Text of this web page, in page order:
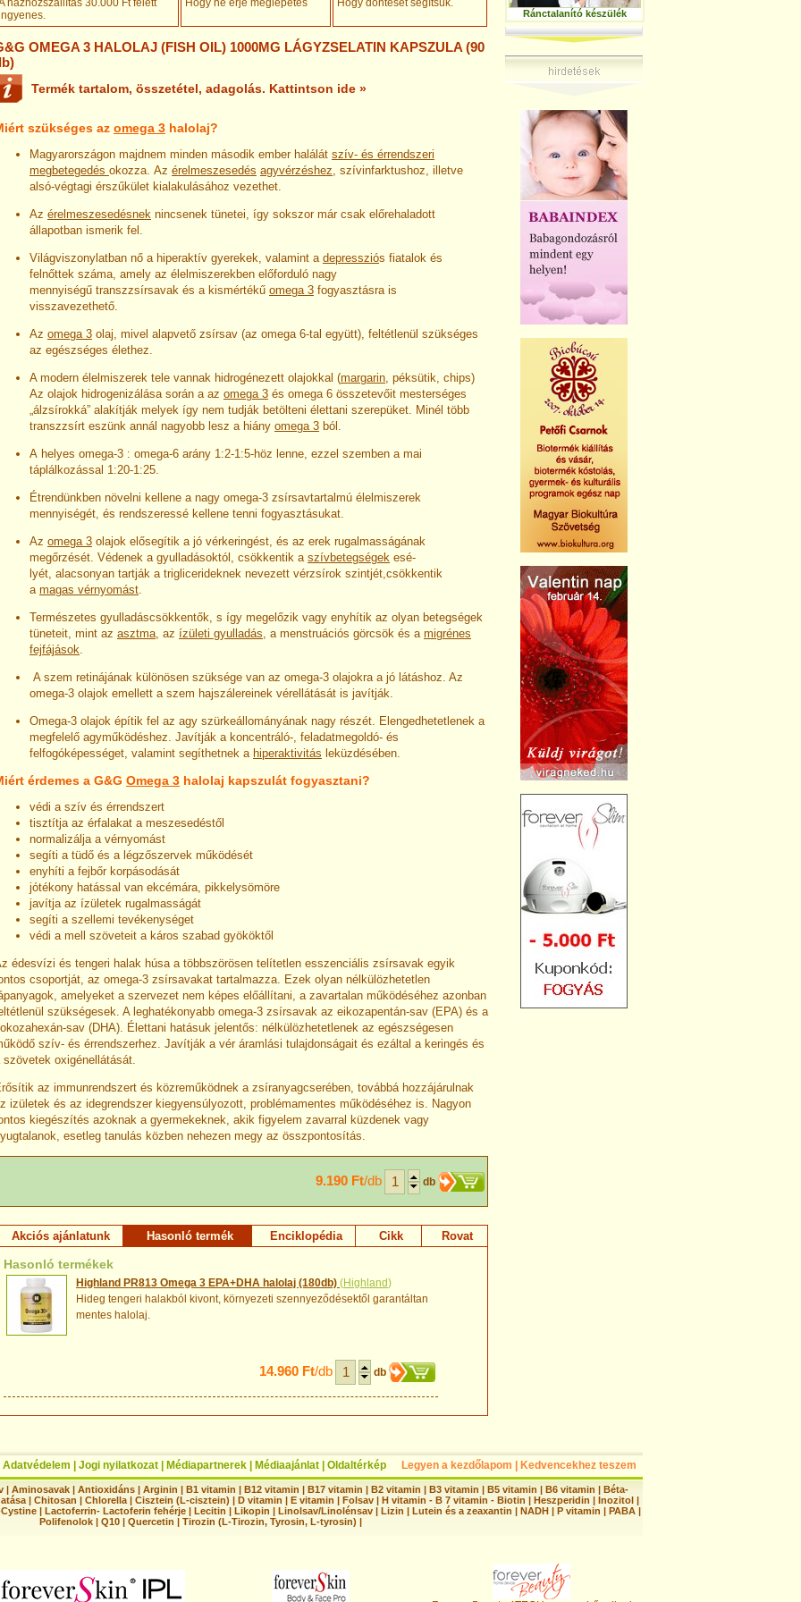
házhozszállítás 30.000 Ft felett
.
Hogy ne érje meglepetés
Hogy döntését segítsük.
OMEGA 3 HALOLAJ (FISH OIL) 1000MG LÁGYZSELATIN KAPSZULA (90
Termék tartalom, összetétel, adagolás. Kattintson ide »
szükséges az omega 3 halolaj?
Magyarországon majdnem minden második ember halálát szív- és érrendszeri
megbetegedés okozza. Az érelmeszesedés agyvérzéshez , szívinfarktushoz, illetve
alsó-végtagi érszűkület kialakulásához vezethet.
Az érelmeszesedésnek nincsenek tünetei, így sokszor már csak előrehaladott
állapotban ismerik fel.
Világviszonylatban nő a hiperaktív gyerekek, valamint a depressziós fiatalok és
felnőttek száma, amely az élelmiszerekben előforduló nagy
mennyiségű transzzsírsavak és a kismértékű omega 3 fogyasztásra is
visszavezethető.
Az omega 3 olaj, mivel alapvető zsírsav (az omega 6-tal együtt), feltétlenül szükséges
az egészséges élethez.
A modern élelmiszerek tele vannak hidrogénezett olajokkal (margarin , péksütik, chips)
Az olajok hidrogenizálása során a az omega 3 és omega 6 összetevőit mesterséges
„álzsírokká” alakítják melyek így nem tudják betölteni élettani szerepüket. Minél több
transzzsírt eszünk annál nagyobb lesz a hiány omega 3 ból.
A helyes omega-3 : omega-6 arány 1:2-1:5-höz lenne, ezzel szemben a mai
táplálkozással 1:20-1:25.
Étrendünkben növelni kellene a nagy omega-3 zsírsavtartalmú élelmiszerek
mennyiségét, és rendszeressé kellene tenni fogyasztásukat.
Az omega 3 olajok elősegítik a jó vérkeringést, és az erek rugalmasságának
megőrzését. Védenek a gyulladásoktól, csökkentik a szívbetegségek esé­
lyét, alacsonyan tartják a triglicerideknek nevezett vérzsírok szintjét,csökkentik
a magas vérnyomást
Természetes gyulladáscsökkentők, s így megelőzik vagy enyhítik az olyan betegségek
tüneteit, mint az asztma , az ízületi gyulladás , a menstruációs görcsök és a migrénes
fejfájások
A szem retinájának különösen szüksége van az omega-3 olajokra a jó látáshoz. Az
omega-3 olajok emellett a szem hajszálereinek vérellátását is javítják.
Omega-3 olajok építik fel az agy szürkeállományának nagy részét. Elengedhetetlenek a
megfelelő agyműködéshez. Javítják a koncentráló-, feladatmegoldó- és
felfogóképességet, valamint segíthetnek a hiperaktivitás leküzdésében.
érdemes a G&G Omega 3 halolaj kapszulát fogyasztani?
védi a szív és érrendszert
tisztítja az érfalakat a meszesedéstől
normalizálja a vérnyomást
segíti a tüdő és a légzőszervek működését
enyhíti a fejbőr korpásodását
jótékony hatással van ekcémára, pikkelysömöre
javítja az ízületek rugalmasságát
segíti a szellemi tevékenységet
védi a mell szöveteit a káros szabad gyököktől
édesvízi és tengeri halak húsa a többszörösen telítetlen esszenciális zsírsavak egyik
csoportját, az omega-3 zsírsavakat tartalmazza. Ezek olyan nélkülözhetetlen
amelyeket a szervezet nem képes előállítani, a zavartalan működéséhez azonban
szükségesek. A leghatékonyabb omega-3 zsírsavak az eikozapentán-sav (EPA) és a
sav (DHA). Élettani hatásuk jelentős: nélkülözhetetlenek az egészségesen
szív- és érrendszerhez. Javítják a vér áramlási tulajdonságait és ezáltal a keringés és
szövetek oxigénellátását.
az immunrendszert és közreműködnek a zsíranyagcserében, továbbá hozzájárulnak
izületek és az idegrendszer kiegyensúlyozott, problémamentes működéséhez is. Nagyon
kiegészítés azoknak a gyermekeknek, akik figyelem zavarral küzdenek vagy
esetleg tanulás közben nehezen megy az összpontosítás.
9.190 Ft/db db
Akciós ajánlatunk Hasonló termék Enciklopédia Cikk Rovat
Hasonló termékek
Highland PR813 Omega 3 EPA+DHA halolaj (180db) (Highland)
Hideg tengeri halakból kivont, környezeti szennyeződésektől garantáltan
mentes halolaj.
14.960 Ft/db db
Ránctalanító készülék
Adatvédelem | Jogi nyilatkozat | Médiapartnerek | Médiaajánlat | Oldaltérkép Legyen a kezdőlapom | Kedvencekhez teszem
| Aminosavak| Antioxidáns| Arginin | B1 vitamin | B12 vitamin | B17 vitamin | B2 vitamin | B3 vitamin | B5 vitamin | B6 vitamin | Béta-
| Chitosan | Chlorella | Cisztein (L-cisztein) | D vitamin | E vitamin | Folsav | H vitamin - B 7 vitamin - Biotin | Heszperidin | Inozitol |
| Lactoferrin- Lactoferin fehérje | Lecitin | Likopin | Linolsav/Linolénsav | Lizin | Lutein és a zeaxantin | NADH | P vitamin | PABA |
Polifenolok| Q10| Quercetin | Tirozin (L-Tirozin, Tyrosin, L-tyrosin) |